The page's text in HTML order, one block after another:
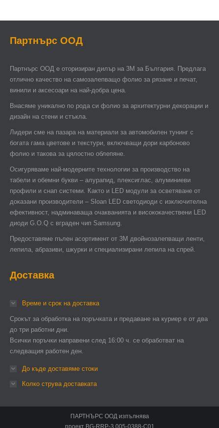
Партнърс ООД
Партнърс ООД e оторизиран дилър на 3М за България. Предлага
отлично качество на самозалепващо фолио за рязане и печат,
винили и аксесоари на най-добра цена.
Внасяме уникално по рода си фолио за архитектурни декорации и
дизайн на стени и стъкла.
Лидери сме на пазара на материали за автомобилен тунинг с
богата гама цветове и текстури, включващи дори карбоново
фолио и такова за цялостно облепяне.
Осигуряваме най-модерните технологии за производство на
табели и обемни букви – алурапид, плексиглас, алуминиеви
профили и снап системи. Както и LED модули за осветяване от
доказани производители – Sloan LED светодиоди с изключителна
ефективност, надминаваща очакванията и висококачествени LED
диоди G.O.Q с вграден чип Samsung.
Предоставяме пълен асортимент от 3М двойнозалепващи ленти,
лепила, абразиви, шкурки и специализирани лепила на спрей.
Доставка
Време и срок на доставка
Срокът за обработка на поръчката и предаване на куриер е от два
до три работни дни.
Всички поръчки направени след 16:00 ч. се обработват на
следващия работен ден.
До къде доставяме стоки
Колко струва доставката
ПАРТНЪРС ООД изпълнява
проект BG-RRP-3.005-0388-C01